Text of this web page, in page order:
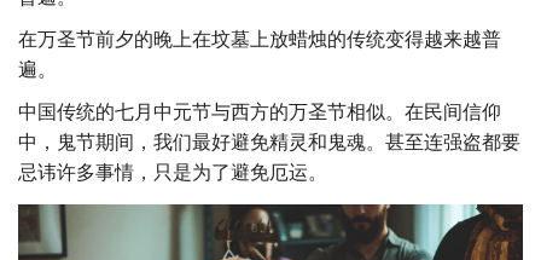
在万圣节前夕的晚上在坟墓上放蜡烛的传统变得越来越普
遍。
中国传统的七月中元节与西方的万圣节相似。在民间信仰
中，鬼节期间，我们最好避免精灵和鬼魂。甚至连强盗都要
忌讳许多事情，只是为了避免厄运。